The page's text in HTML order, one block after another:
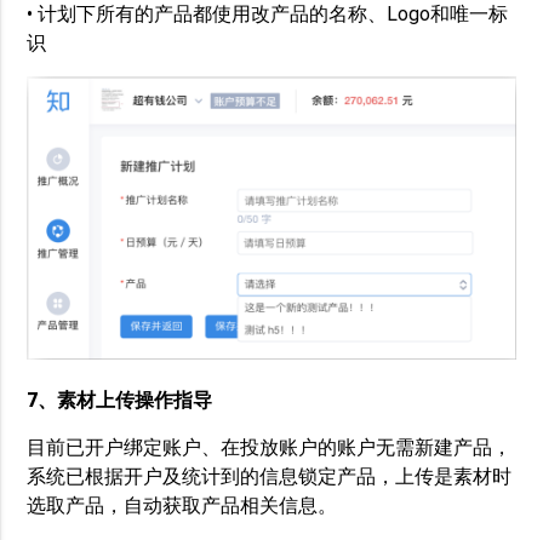
• 计划下所有的产品都使用改产品的名称、Logo和唯一标
识
7、素材上传操作指导
目前已开户绑定账户、在投放账户的账户无需新建产品，
系统已根据开户及统计到的信息锁定产品，上传是素材时
选取产品，自动获取产品相关信息。